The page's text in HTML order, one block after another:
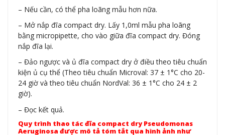
– Nếu cần, có thể pha loãng mẫu hơn nữa.
– Mở nắp đĩa compact dry. Lấy 1,0ml mẫu pha loãng
bằng micropipette, cho vào giữa đĩa compact dry. Đóng
nắp đĩa lại.
– Đảo ngược và ủ đĩa compact dry ở điều theo tiêu chuẩn
kiện ủ cụ thể (Theo tiêu chuẩn Microval: 37 ± 1°C cho 20-
24 giờ và theo tiêu chuẩn NordVal: 36 ± 1°C cho 24 ± 2
giờ).
– Đọc kết quả.
Quy trình thao tác đĩa compact dryPseudomonas
Aeruginosa được mô tả tóm tắt qua hình ảnh như